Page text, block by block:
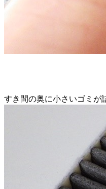
古いフィル
すき間の奥に小さいゴミが